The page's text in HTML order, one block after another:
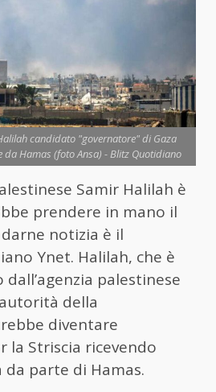
candidato "governatore" di Gaza
da Hamas (foto Ansa) - Blitz Quotidiano
Samir Halilah è
prendere in mano il
notizia è il
Ynet. Halilah, che è
palestinese
della
diventare
la Striscia ricevendo
da parte di Hamas.